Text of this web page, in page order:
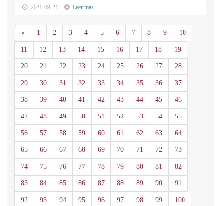
2021-09-21 Leer mas...
«Anterior
1 2 3 4 5 6 7 8 9 10
11 12 13 14 15 16 17 18 19
20 21 22 23 24 25 26 27 28
29 30 31 32 33 34 35 36 37
38 39 40 41 42 43 44 45 46
47 48 49 50 51 52 53 54 55
56 57 58 59 60 61 62 63 64
65 66 67 68 69 70 71 72 73
74 75 76 77 78 79 80 81 82
83 84 85 86 87 88 89 90 91
92 93 94 95 96 97 98 99 100